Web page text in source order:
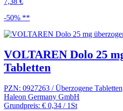
-50% **
VOLTAREN Dolo 25
Tabletten
PZN: 0927263 / Überzogene
Haleon Germany GmbH
Grundpreis: € 0,34 / 1St